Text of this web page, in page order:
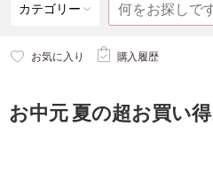
カテゴリー
お気に入り 購入履歴
お中元 夏の超お買い